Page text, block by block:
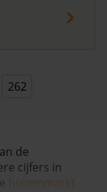
262
de
cijfers in
huizenmarkt